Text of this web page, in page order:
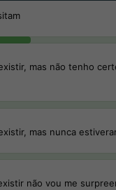
mas não tenho
mas nunca
não vou me